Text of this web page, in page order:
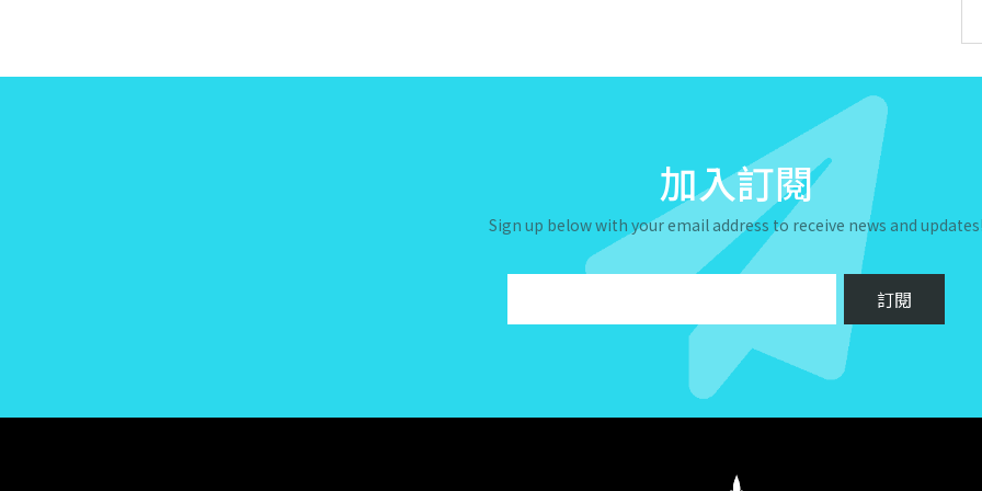
加入訂閱
Sign up below with your email address to receive news and